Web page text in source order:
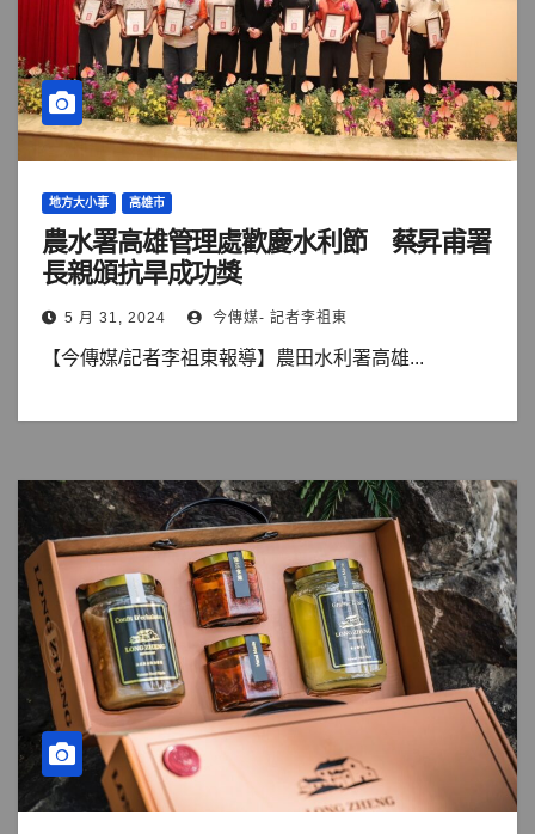
地方大小事 高雄市
農水署高雄管理處歡慶水利節 蔡昇甫署
長親頒抗旱成功獎
5 月 31, 2024 今傳媒- 記者李祖東
【今傳媒/記者李祖東報導】農田水利署高雄...